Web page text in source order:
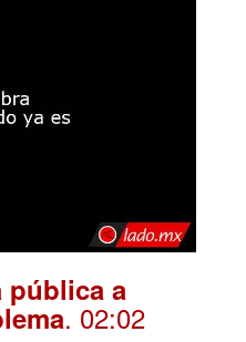
pública a
. 02:02